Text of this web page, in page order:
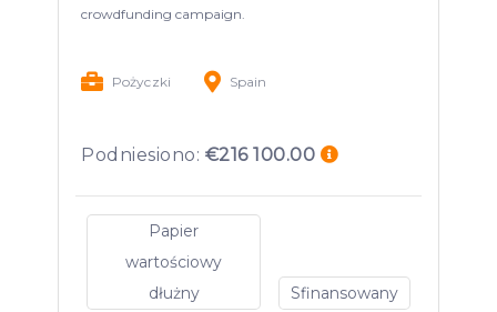
crowdfunding campaign.
Pożyczki Spain
Podniesiono: €216 100.00
Papier
wartościowy
dłużny
Sfinansowany